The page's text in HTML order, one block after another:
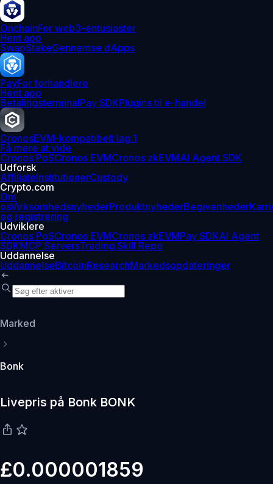
OnchainFor web3-entusiaster
Hent app
SwapStakeGennemse dApps
PayFor forhandlere
Hent app
BetalingsterminalPay SDKPlugins til e-handel
CronosEVM-kompatibelt lag 1
Få mere at vide
Cronos PoSCronos EVMCronos zkEVMAI Agent SDK
Udforsk
AffiliateInstitutionerCustody
Crypto.com
Om
osVirksomhedsnyhederProduktnyhederBegivenheder
og registrering
Udviklere
Cronos PoSCronos EVMCronos zkEVMPay SDKAI Agent
SDKMCP ServersTrading Skill Repo
Uddannelse
UddannelseBitcoinResearchMarkedsopdateringer
Marked
Bonk
Livepris på Bonk BONK
£0.000001859